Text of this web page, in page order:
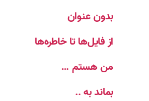
بدون عنوان
از فایل‌ها تا خاطره‌ها
من هستم …
بماند به ..